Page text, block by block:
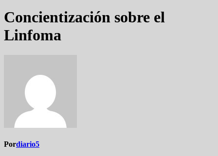
Concientización sobre el
Linfoma
Pordiario5